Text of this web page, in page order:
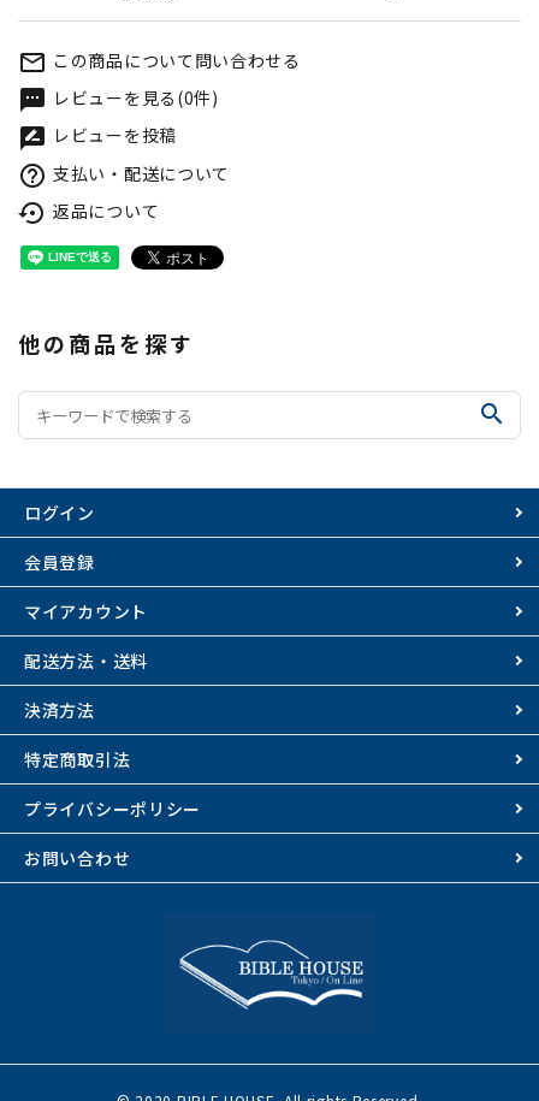
mail_outline この商品について問い合わせる
textsms レビューを見る(0件)
rate_review レビューを投稿
help_outline 支払い・配送について
settings_backup_restore 返品について
他の商品を探す
search
ログイン
会員登録
マイアカウント
配送方法・送料
決済方法
特定商取引法
プライバシーポリシー
お問い合わせ